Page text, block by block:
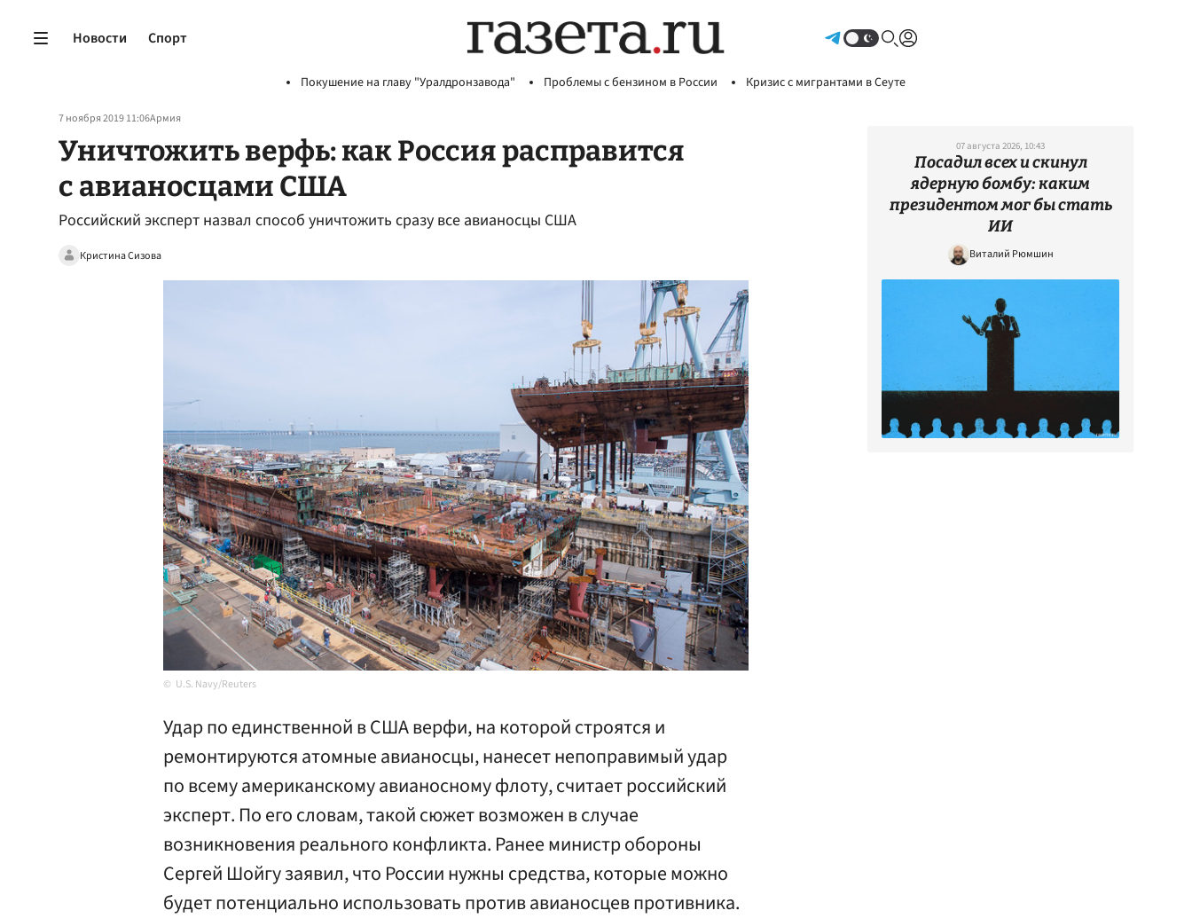
Новости Спорт
Покушение на главу "Уралдронзавода" Проблемы с бензином в России Кризис с мигрантами в Сеуте
7 ноября 2019 11:06Армия
Уничтожить верфь: как Россия расправится
с авианосцами США
Российский эксперт назвал способ уничтожить сразу все авианосцы США
Кристина Сизова
U.S. Navy/Reuters
Удар по единственной в США верфи, на которой строятся и
ремонтируются атомные авианосцы, нанесет непоправимый удар
по всему американскому авианосному флоту, считает российский
эксперт. По его словам, такой сюжет возможен в случае
возникновения реального конфликта. Ранее министр обороны
Сергей Шойгу заявил, что России нужны средства, которые можно
будет потенциально использовать против авианосцев противника.
07 августа 2026, 10:43
Посадил всех и скинул
ядерную бомбу: каким
президентом мог бы стать
ИИ
Виталий Рюмшин